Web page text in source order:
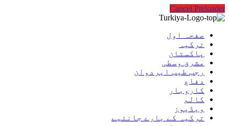
Cancel Preloader
صفحہ اول
ترکیہ
پاکستان
مشرق وسطی
رجب طیب ایردوان
دفاع
کاروبار
کالم
ویڈیوز
ترکیہ کے بارے جانئیے